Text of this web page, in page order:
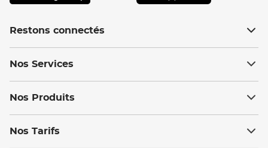
Restons connectés
Nos Services
Nos Produits
Nos Tarifs